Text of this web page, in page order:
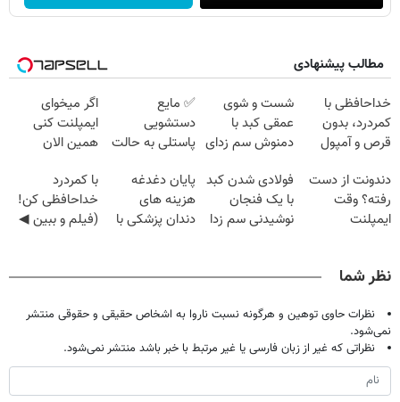
مطالب پیشنهادی
خداحافظی با
کمردرد، بدون
قرص و آمپول
شست و شوی
عمقی کبد با
دمنوش سم زدای
✅ مایع
دستشویی
پاستلی به حالت
اگر میخوای
ایمپلنت کنی
همین الان
۲۵ میلیون
تومان!!!
دندونت از دست
رفته؟ وقت
ایمپلنت
فولادی شدن کبد
با یک فنجان
نوشیدنی سم زدا
پایان دغدغه
هزینه های
دندان پزشکی با
با کمردرد
خداحافظی کن!
(فیلم و ببین ◀
نظر شما
نظرات حاوی توهین و هرگونه نسبت ناروا به اشخاص حقیقی و حقوقی منتشر
نمی‌شود.
نظراتی که غیر از زبان فارسی یا غیر مرتبط با خبر باشد منتشر نمی‌شود.